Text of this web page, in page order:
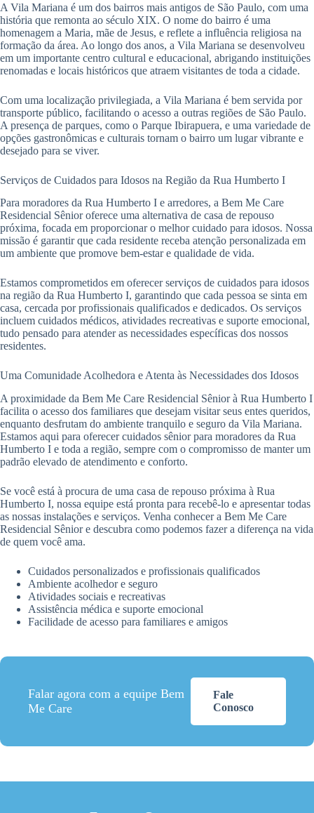
A Vila Mariana é um dos bairros mais antigos de São Paulo, com uma
história que remonta ao século XIX. O nome do bairro é uma
homenagem a Maria, mãe de Jesus, e reflete a influência religiosa na
formação da área. Ao longo dos anos, a Vila Mariana se desenvolveu
em um importante centro cultural e educacional, abrigando instituições
renomadas e locais históricos que atraem visitantes de toda a cidade.
Com uma localização privilegiada, a Vila Mariana é bem servida por
transporte público, facilitando o acesso a outras regiões de São Paulo.
A presença de parques, como o Parque Ibirapuera, e uma variedade de
opções gastronômicas e culturais tornam o bairro um lugar vibrante e
desejado para se viver.
Serviços de Cuidados para Idosos na Região da Rua Humberto I
Para moradores da Rua Humberto I e arredores, a Bem Me Care
Residencial Sênior oferece uma alternativa de casa de repouso
próxima, focada em proporcionar o melhor cuidado para idosos. Nossa
missão é garantir que cada residente receba atenção personalizada em
um ambiente que promove bem-estar e qualidade de vida.
Estamos comprometidos em oferecer serviços de cuidados para idosos
na região da Rua Humberto I, garantindo que cada pessoa se sinta em
casa, cercada por profissionais qualificados e dedicados. Os serviços
incluem cuidados médicos, atividades recreativas e suporte emocional,
tudo pensado para atender as necessidades específicas dos nossos
residentes.
Uma Comunidade Acolhedora e Atenta às Necessidades dos Idosos
A proximidade da Bem Me Care Residencial Sênior à Rua Humberto I
facilita o acesso dos familiares que desejam visitar seus entes queridos,
enquanto desfrutam do ambiente tranquilo e seguro da Vila Mariana.
Estamos aqui para oferecer cuidados sênior para moradores da Rua
Humberto I e toda a região, sempre com o compromisso de manter um
padrão elevado de atendimento e conforto.
Se você está à procura de uma casa de repouso próxima à Rua
Humberto I, nossa equipe está pronta para recebê-lo e apresentar todas
as nossas instalações e serviços. Venha conhecer a Bem Me Care
Residencial Sênior e descubra como podemos fazer a diferença na vida
de quem você ama.
Cuidados personalizados e profissionais qualificados
Ambiente acolhedor e seguro
Atividades sociais e recreativas
Assistência médica e suporte emocional
Facilidade de acesso para familiares e amigos
Falar agora com a equipe Bem
Me Care
Fale
Conosco